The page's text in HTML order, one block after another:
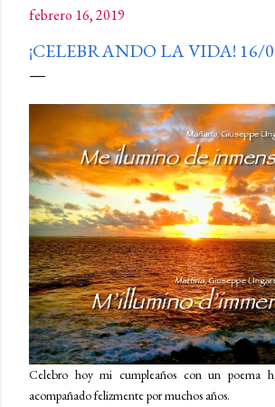
febrero 16, 2019
¡CELEBRANDO LA VIDA! 16/
Celebro hoy mi cumpleaños con un poema
acompañado felizmente por muchos años.